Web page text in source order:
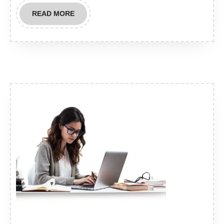
READ MOREREAD
MORE